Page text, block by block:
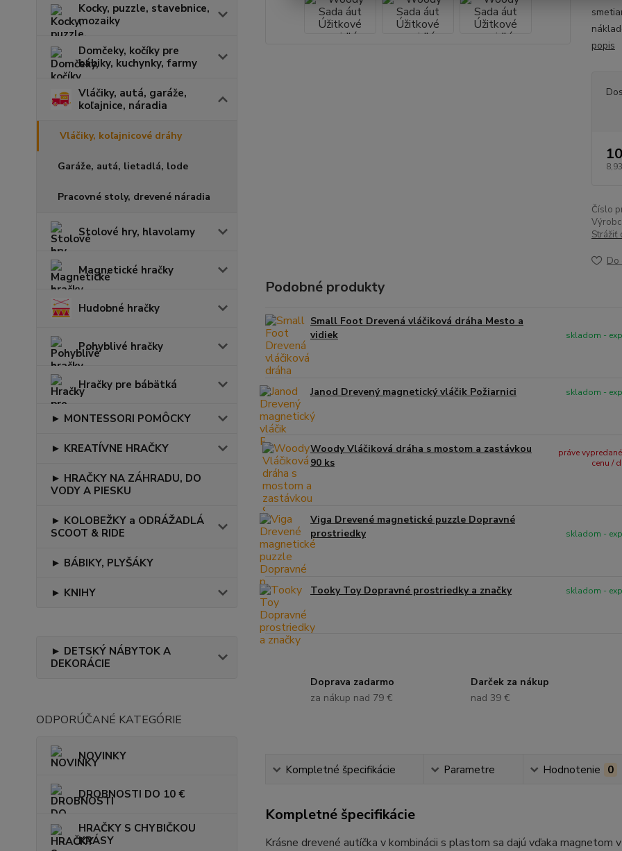
Kocky, puzzle, stavebnice,
mozaiky
Domčeky, kočíky pre
bábiky, kuchynky, farmy
Vláčiky, autá, garáže,
koľajnice, náradia
Vláčiky, koľajnicové dráhy
Garáže, autá, lietadlá, lode
Pracovné stoly, drevené náradia
Stolové hry, hlavolamy
Magnetické hračky
Hudobné hračky
Pohyblivé hračky
Hračky pre bábätká
► MONTESSORI POMÔCKY
► KREATÍVNE HRAČKY
► HRAČKY NA ZÁHRADU, DO
VODY A PIESKU
► KOLOBEŽKY a ODRÁŽADLÁ
SCOOT & RIDE
► BÁBIKY, PLYŠÁKY
► KNIHY
► DETSKÝ NÁBYTOK A
DEKORÁCIE
ODPORÚČANÉ KATEGÓRIE
NOVINKY
DROBNOSTI DO 10 €
HRAČKY S CHYBIČKOU
KRÁSY
popis
Číslo
Strážiť
Do
Podobné produkty
Small Foot Drevená vláčiková dráha Mesto a
vidiek
skladom -
Janod Drevený magnetický vláčik Požiarnici skladom -
Woody Vláčiková dráha s mostom a zastávkou
90 ks
práve
cenu /
Viga Drevené magnetické puzzle Dopravné
prostriedky
skladom -
Tooky Toy Dopravné prostriedky a značky skladom -
Doprava zadarmo
za nákup nad 79 €
Darček za nákup
nad 39 €
Kompletné špecifikácie Parametre Hodnotenie 0
Kompletné špecifikácie
Krásne drevené autíčka v kombinácii s plastom sa dajú vďaka magnetom